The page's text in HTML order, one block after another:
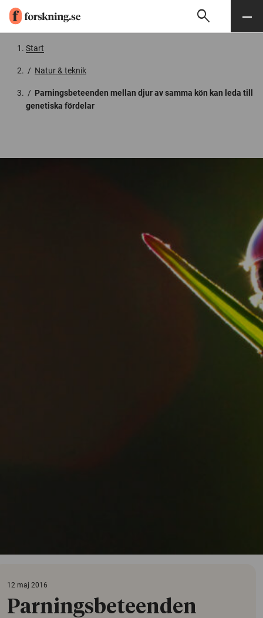
Söksearch Meny
Start
/ Natur & teknik
/ Parningsbeteenden mellan djur av samma kön kan leda till
genetiska fördelar
12 maj 2016
Parningsbeteenden